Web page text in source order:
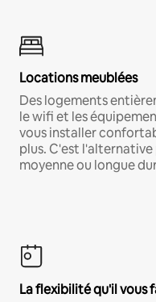
Locations meublées
Des logements
le wifi et les
vous installer
plus. C'est
moyenne ou longue
La flexibilité qu'il vous